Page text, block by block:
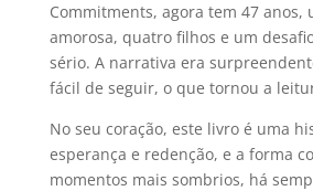
Commitments, agora tem 47 anos,
amorosa, quatro filhos e um
sério. A narrativa era
fácil de seguir, o que tornou a
No seu coração, este livro é uma
esperança e redenção, e a forma
momentos mais sombrios, há